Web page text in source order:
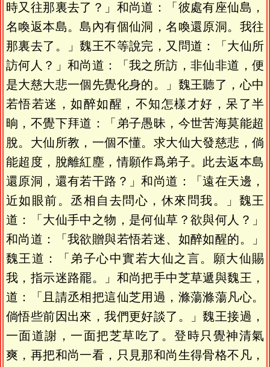
時又往那裏去了？」和尚道：「彼處有座仙島，
名喚返本島。島內有個仙洞，名喚還原洞。我往
那裏去了。」魏王不等說完，又問道：「大仙所
訪何人？」和尚道：「我之所訪，非仙非道，便
是大慈大悲一個先覺化身的。」魏王聽了，心中
若悟若迷，如醉如醒，不知怎樣才好，呆了半
晌，不覺下拜道：「弟子愚昧，今世苦海莫能超
脫。大仙所教，一個不懂。求大仙大發慈悲，倘
能超度，脫離紅塵，情願作爲弟子。此去返本島
還原洞，還有若干路？」和尚道：「遠在天邊，
近如眼前。丞相自去問心，休來問我。」魏王
道：「大仙手中之物，是何仙草？欲與何人？」
和尚道：「我欲贈與若悟若迷、如醉如醒的。」
魏王道：「弟子心中實若大仙之言。願大仙賜
我，指示迷路罷。」和尚把手中芝草遞與魏王，
道：「且請丞相把這仙芝用過，滌蕩滌蕩凡心。
倘悟些前因出來，我們更好談了。」魏王接過，
一面道謝，一面把芝草吃了。登時只覺神清氣
爽，再把和尚一看，只見那和尚生得骨格不凡，